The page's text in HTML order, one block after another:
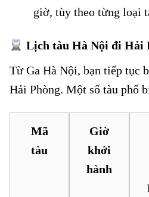
giờ, tùy theo từng loại
Lịch tàu Hà Nội đi Hải
Từ Ga Hà Nội, bạn tiếp tục
Hải Phòng. Một số tàu phổ
Mã
tàu
Giờ
khởi
hành